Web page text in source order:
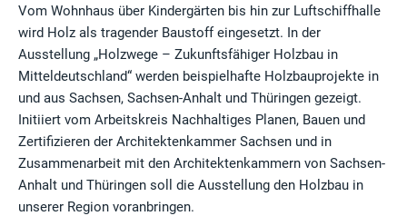
Vom Wohnhaus über Kindergärten bis hin zur Luftschiffhalle
wird Holz als tragender Baustoff eingesetzt. In der
Ausstellung „Holzwege – Zukunftsfähiger Holzbau in
Mitteldeutschland“ werden beispielhafte Holzbauprojekte in
und aus Sachsen, Sachsen-Anhalt und Thüringen gezeigt.
Initiiert vom Arbeitskreis Nachhaltiges Planen, Bauen und
Zertifizieren der Architektenkammer Sachsen und in
Zusammenarbeit mit den Architektenkammern von Sachsen-
Anhalt und Thüringen soll die Ausstellung den Holzbau in
unserer Region voranbringen.